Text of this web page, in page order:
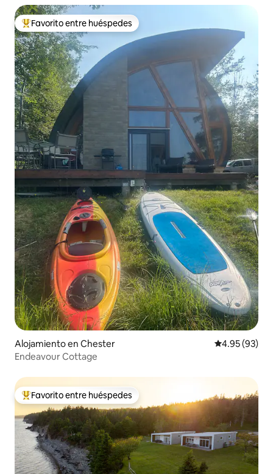
Favorito entre huéspedes preferido
Favorito entre huéspedes
Alojamiento en Chester Calificación
4.95 (93)
Endeavour Cottage
Favorito entre huéspedes preferido
Favorito entre huéspedes